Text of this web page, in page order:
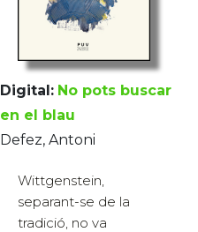
Digital: No pots buscar
en el blau
Defez, Antoni
Wittgenstein,
separant-se de la
tradició, no va